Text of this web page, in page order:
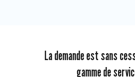
La demande est sans
gamme de